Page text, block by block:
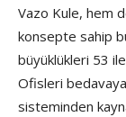
Vazo Kule, hem
konsepte sahip
büyüklükleri 53
Ofisleri
sisteminden